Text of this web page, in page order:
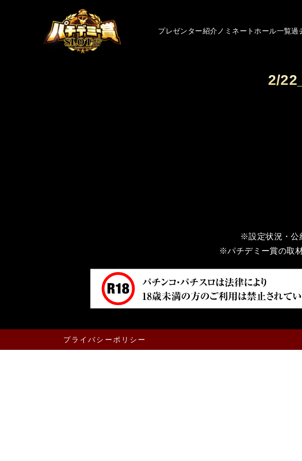
プレゼンター紹介 ノミネートホール一覧過
2/
※設定状況・公
※パチデミー賞の取
プライバシーポリシー